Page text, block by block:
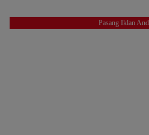
Pasang Iklan